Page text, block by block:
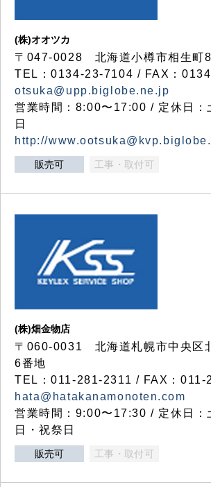
(株)オオツカ
〒047-0028 北海道小樽市相生町
TEL：0134-23-7104 / FAX：
otsuka@upp.biglobe.ne.jp
営業時間：8:00〜17:00 / 定休日：
日
http://
販売可 工事・取付可
(株)畑金物店
〒060-0031 北海道札幌市中央区
6番地
TEL：011-281-2311 / FAX：011-
hata@hatakanamonoten.com
営業時間：9:00〜17:30 / 定休日：
日・祝祭日
販売可 工事・取付可